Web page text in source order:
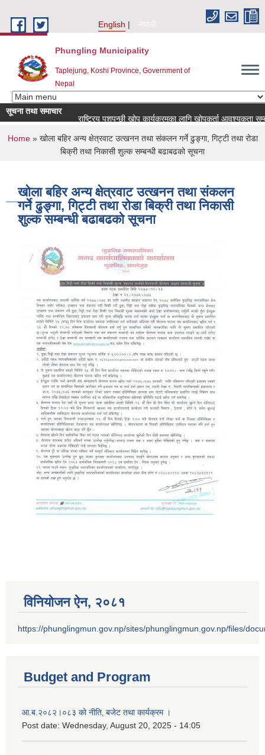
English
नेपाली
Phungling Municipality
Taplejung, Koshi Province, Government of
Nepal
सूचना तथा समाचार
राष्ट्रिय पशुपन्छी खोप कार्यक्रमका लागि खोपकर्ता आवश्यकता सम्बन्धी
You are here
Home» खोला बहिर अन्य क्षेत्रवाट उत्खनन तथा संकलन गर्ने ढुङ्गा, गिट्टी तथा रोडा
बिक्री तथा निकासी शुल्क सम्बन्धी बढाबढको सूचना
खोला बहिर अन्य क्षेत्रवाट उत्खनन तथा संकलन
गर्ने ढुङ्गा, गिट्टी तथा रोडा बिक्री तथा निकासी
शुल्क सम्बन्धी बढाबढको सूचना
विनियोजन ऐन‚ २०८१
https://phunglingmun.gov.np/sites/phunglingmun.gov.np/files/
Budget and Program
आ.ब.२०८२।०८३ को नीति‚ बजेट तथा कार्यक्रम ।
Post date: Wednesday, August 20, 2025 - 14:05